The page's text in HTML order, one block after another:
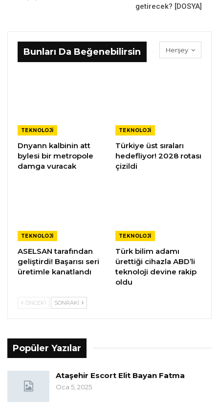
getirecek? [DOSYA]
Herşey
Bunları Da Beğenebilirsin
TEKNOLOJI
Dnyann kalbinin att
bylesi bir metropole
damga vuracak
TEKNOLOJI
Türkiye üst sıraları
hedefliyor! 2028 rotası
çizildi
TEKNOLOJI
ASELSAN tarafından
geliştirdi! Başarısı seri
üretimle kanatlandı
TEKNOLOJI
Türk bilim adamı
ürettiği cihazla ABD’li
teknoloji devine rakip
oldu
ÖNCEKI SONRAKI
Popüler Yazılar
Ataşehir Escort Elit Bayan Fatma
Oca 5, 2025